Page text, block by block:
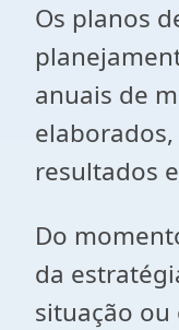
Os planos
anuais de
resultados
Do
da
situação